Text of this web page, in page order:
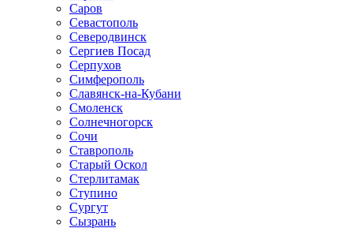
Саров
Севастополь
Северодвинск
Сергиев Посад
Серпухов
Симферополь
Славянск-на-Кубани
Смоленск
Солнечногорск
Сочи
Ставрополь
Старый Оскол
Стерлитамак
Ступино
Сургут
Сызрань